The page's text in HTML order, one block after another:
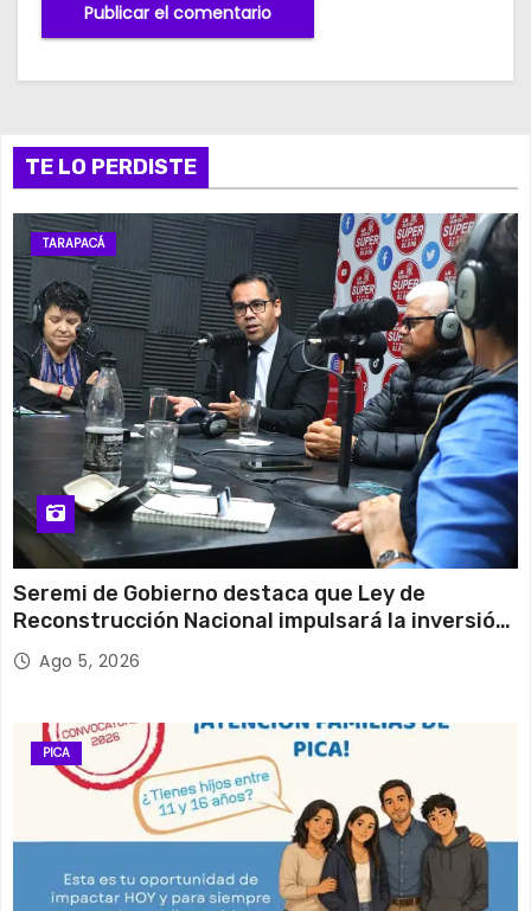
TE LO PERDISTE
TARAPACÁ
Seremi de Gobierno destaca que Ley de
Reconstrucción Nacional impulsará la inversión
y el empleo en Tarapacá
Ago 5, 2026
PICA